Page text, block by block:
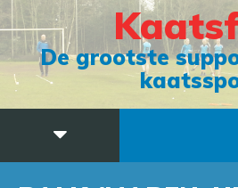
De grootste